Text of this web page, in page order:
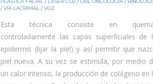
/VÍA LACRIMAL /VOZ
Esta técnica consiste en
controladamente las capas superficiales de
epidermis (lijar la piel) y así permitir que
piel nueva. A su vez se estimula, por medio
un calor intenso, la producción de colágeno en